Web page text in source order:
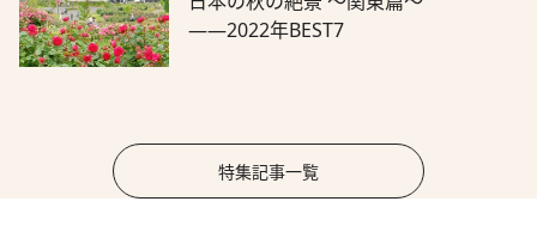
――2022年BEST7
特集記事一覧